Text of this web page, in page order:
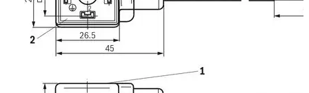
Частотные
преобразователи
EFC3610
Принадлежности